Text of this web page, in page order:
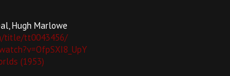
Hugh Marlowe
title/tt0043456/
(1953)